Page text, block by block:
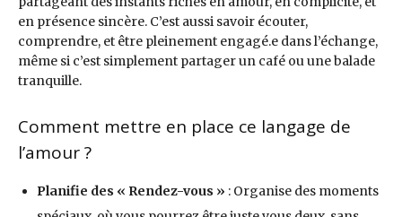
en présence sincère. C’est aussi savoir écouter,
comprendre, et être pleinement engagé.e dans l’échange,
même si c’est simplement partager un café ou une balade
tranquille.
Comment mettre en place ce langage de
l’amour ?
Planifie des « Rendez-vous » : Organise des moments